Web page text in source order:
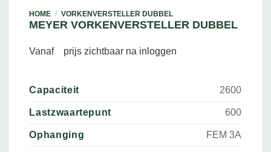
HOME / VORKENVERSTELLER DUBBEL
MEYER VORKENVERSTELLER DUBBEL
Vanaf prijs zichtbaar na inloggen
Capaciteit 2600
Lastzwaartepunt 600
Ophanging FEM 3A